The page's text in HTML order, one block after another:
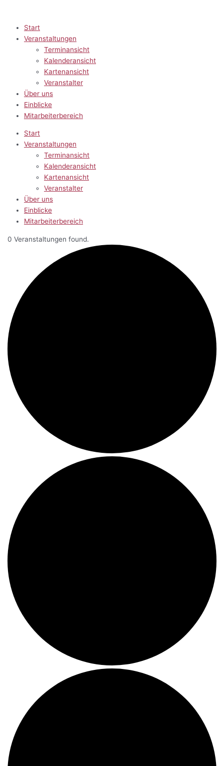
springenStart
Veranstaltungen
Terminansicht
Kalenderansicht
Kartenansicht
Veranstalter
Über uns
Einblicke
Mitarbeiterbereich
Start
Veranstaltungen
Terminansicht
Kalenderansicht
Kartenansicht
Veranstalter
Über uns
Einblicke
Mitarbeiterbereich
0 Veranstaltungen found.